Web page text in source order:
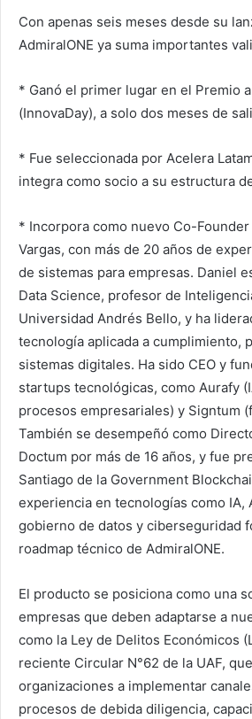
Con apenas seis meses desde su
AdmiralONE ya suma importantes
* Ganó el primer lugar en el Premio
(InnovaDay), a solo dos meses de
* Fue seleccionada por Acelera
integra como socio a su estructura
* ⁠Incorpora como nuevo Co-Founder
Vargas, con más de 20 años de
de sistemas para empresas. Daniel
Data Science, profesor de
Universidad Andrés Bello, y ha
tecnología aplicada a cumplimiento,
sistemas digitales. Ha sido CEO y
startups tecnológicas, como Aurafy
procesos empresariales) y Signtum
También se desempeñó como
Doctum por más de 16 años, y fue
Santiago de la Government
experiencia en tecnologías como IA,
gobierno de datos y ciberseguridad
roadmap técnico de AdmiralONE.
El producto se posiciona como una
empresas que deben adaptarse a
como la Ley de Delitos Económicos
reciente Circular N°62 de la UAF,
organizaciones a implementar
procesos de debida diligencia,